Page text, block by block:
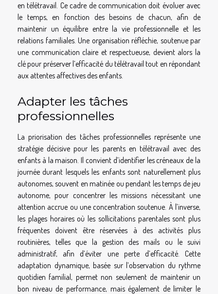
en télétravail. Ce cadre de communication doit évoluer avec
le temps, en fonction des besoins de chacun, afin de
maintenir un équilibre entre la vie professionnelle et les
relations familiales. Une organisation réfléchie, soutenue par
une communication claire et respectueuse, devient alors la
clé pour préserver l’efficacité du télétravail tout en répondant
aux attentes affectives des enfants.
Adapter les tâches
professionnelles
La priorisation des tâches professionnelles représente une
stratégie décisive pour les parents en télétravail avec des
enfants à la maison. Il convient d’identifier les créneaux de la
journée durant lesquels les enfants sont naturellement plus
autonomes, souvent en matinée ou pendant les temps de jeu
autonome, pour concentrer les missions nécessitant une
attention accrue ou une concentration soutenue. À l’inverse,
les plages horaires où les sollicitations parentales sont plus
fréquentes doivent être réservées à des activités plus
routinières, telles que la gestion des mails ou le suivi
administratif, afin d’éviter une perte d’efficacité. Cette
adaptation dynamique, basée sur l’observation du rythme
quotidien familial, permet non seulement de maintenir un
bon niveau de performance, mais également de limiter le